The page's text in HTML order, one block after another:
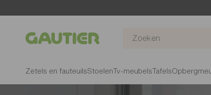
Gautier
Zetels en fauteuilsStoelenTv-meubelsTafels